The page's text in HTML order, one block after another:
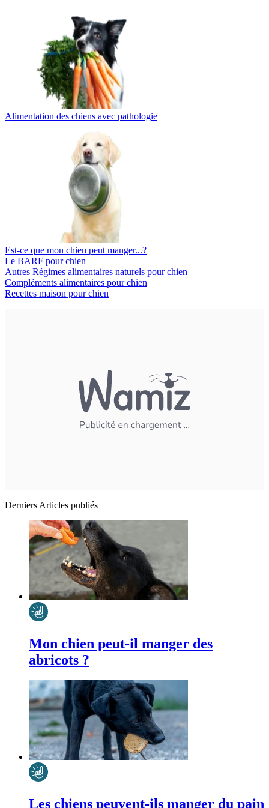
Alimentation des chiens avec pathologie
Est-ce que mon chien peut manger...?
Le BARF pour chien
Autres Régimes alimentaires naturels pour chien
Compléments alimentaires pour chien
Recettes maison pour chien
Derniers Articles publiés
Mon chien peut-il manger des
abricots ?
Les chiens peuvent-ils manger du pain